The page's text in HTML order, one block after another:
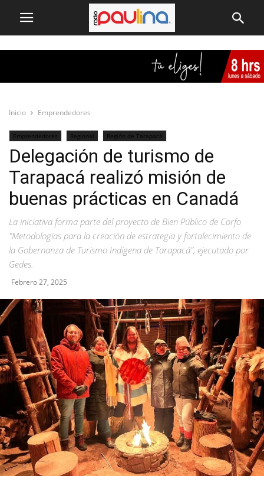
Inicio Emprendedores
Emprendedores Regional Región de Tarapacá
Delegación de turismo de
Tarapacá realizó misión de
buenas prácticas en Canadá
La iniciativa forma parte del proyecto de Bien Público de Corfo
"Metodologías para la creación de estrategia y fortalecimiento de
la Gobernanza de Turismo Indígena de Tarapacá", ejecutado por
Gedes.
Febrero 27, 2025